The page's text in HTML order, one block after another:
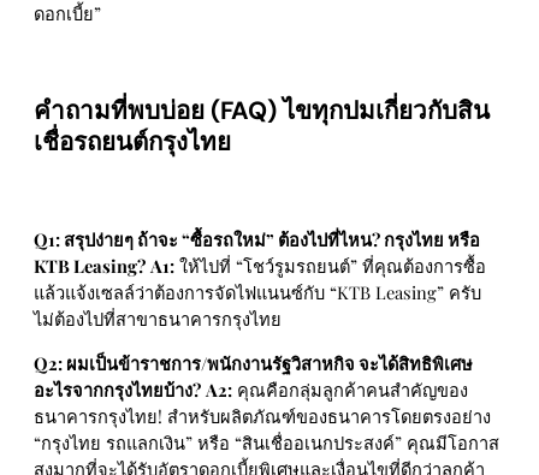
ดอกเบี้ย”
คำถามที่พบบ่อย (FAQ) ไขทุกปมเกี่ยวกับสิน
เชื่อรถยนต์กรุงไทย
Q1: สรุปง่ายๆ ถ้าจะ “ซื้อรถใหม่” ต้องไปที่ไหน? กรุงไทย หรือ
KTB Leasing? A1: ให้ไปที่ “โชว์รูมรถยนต์” ที่คุณต้องการซื้อ
แล้วแจ้งเซลล์ว่าต้องการจัดไฟแนนซ์กับ “KTB Leasing” ครับ
ไม่ต้องไปที่สาขาธนาคารกรุงไทย
Q2: ผมเป็นข้าราชการ/พนักงานรัฐวิสาหกิจ จะได้สิทธิพิเศษ
อะไรจากกรุงไทยบ้าง? A2: คุณคือกลุ่มลูกค้าคนสำคัญของ
ธนาคารกรุงไทย! สำหรับผลิตภัณฑ์ของธนาคารโดยตรงอย่าง
“กรุงไทย รถแลกเงิน” หรือ “สินเชื่ออเนกประสงค์” คุณมีโอกาส
สูงมากที่จะได้รับอัตราดอกเบี้ยพิเศษและเงื่อนไขที่ดีกว่าลูกค้า